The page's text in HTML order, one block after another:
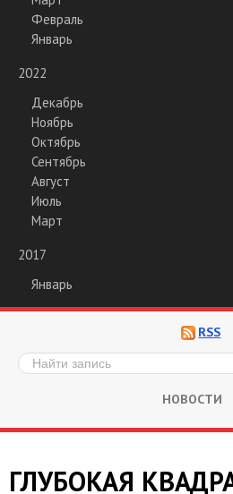
Февраль
Январь
2022
Декабрь
Ноябрь
Октябрь
Сентябрь
Август
Июль
Март
2017
Январь
RSS
НОВОСТИ
ГЛУБОКАЯ